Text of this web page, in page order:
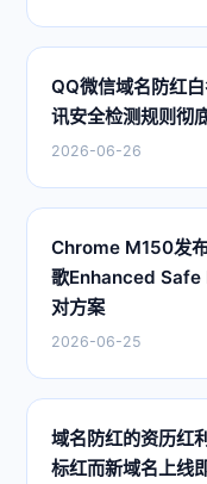
QQ微信域名防红
讯安全检测规则彻
2026-06-26
Chrome M150发
歌Enhanced Safe
对方案
2026-06-25
域名防红的资历红
标红而新域名上线